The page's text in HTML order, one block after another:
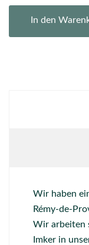
In den
Wir haben
Rémy-de-
Wir arbeiten
Imker in